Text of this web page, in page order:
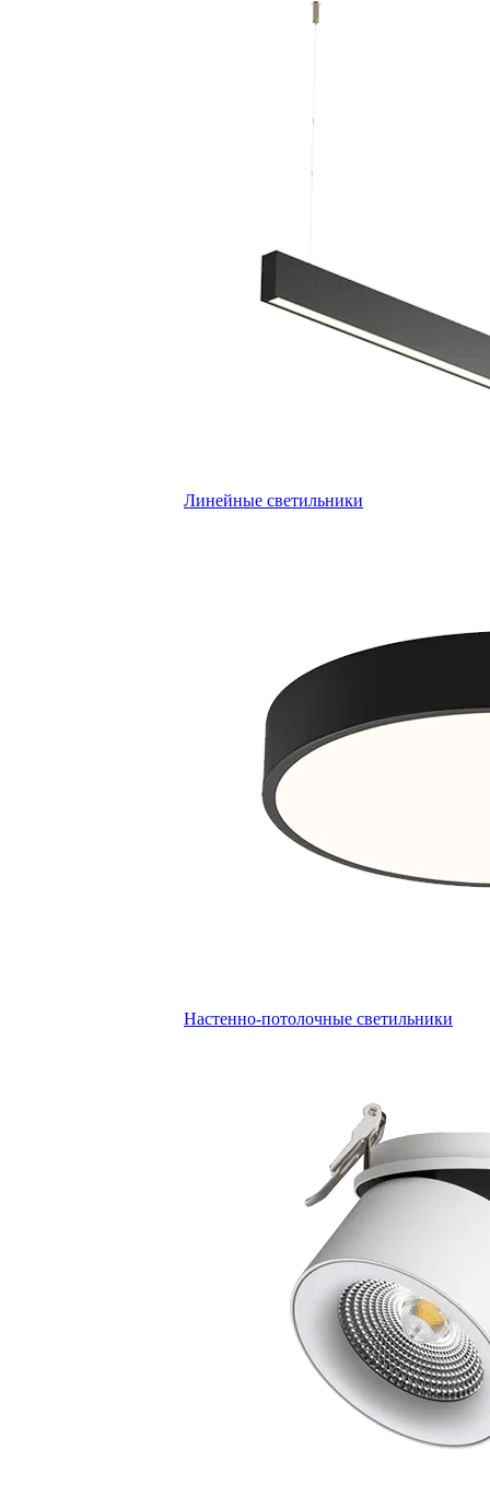
Линейные светильники
Настенно-потолочные светильники